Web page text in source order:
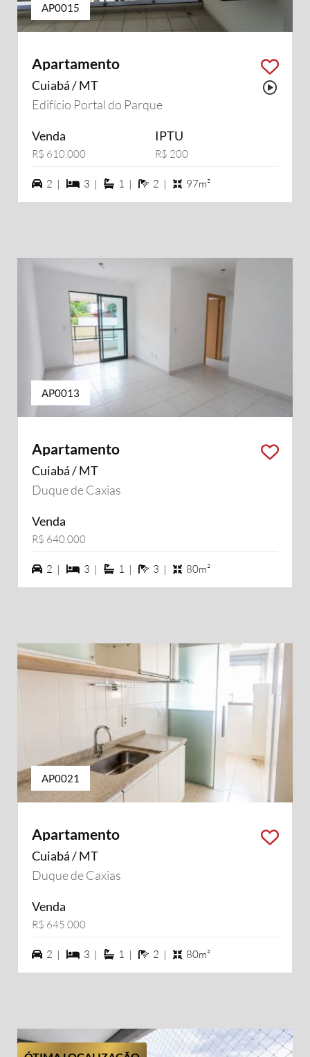
AP0015
Apartamento
Cuiabá / MT
Edifício Portal do Parque
Venda
R$ 610.000
IPTU
R$ 200
2 vagas na garagem
2 | 3 dormiórios
3 | 1 suítes
1 | 2 banheiros
2 | 97m²
AP0013
Apartamento
Cuiabá / MT
Duque de Caxias
Venda
R$ 640.000
2 vagas na garagem
2 | 3 dormiórios
3 | 1 suítes
1 | 3 banheiros
3 | 80m²
AP0021
Apartamento
Cuiabá / MT
Duque de Caxias
Venda
R$ 645.000
2 vagas na garagem
2 | 3 dormiórios
3 | 1 suítes
1 | 2 banheiros
2 | 80m²